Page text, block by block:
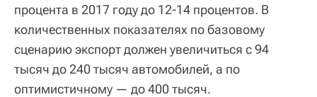
процента в 2017 году до 12-14 процентов. В
количественных показателях по базовому
сценарию экспорт должен увеличиться с 94
тысяч до 240 тысяч автомобилей, а по
оптимистичному — до 400 тысяч.